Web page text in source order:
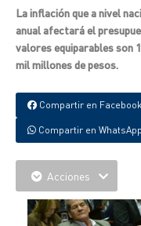
La inflación que a nivel
anual afectará el
valores equiparables son
mil millones de pesos.
Compartir en Facebook
Compartir en WhatsApp
Acciones